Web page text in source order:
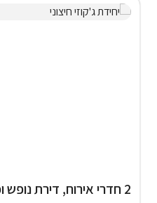
2 חדרי אירוח, דירת נופש ופנטהאוז בתל אביב - יפו